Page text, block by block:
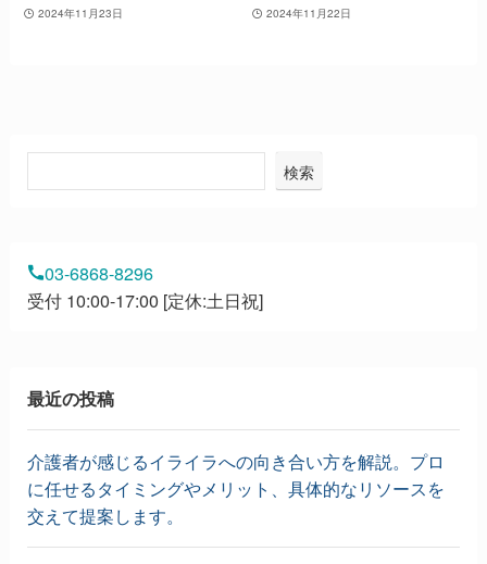
2024年11月23日 2024年11月22日
検索
03-6868-8296
受付 10:00-17:00 [定休:土日祝]
最近の投稿
介護者が感じるイライラへの向き合い方を解説。プロ
に任せるタイミングやメリット、具体的なリソースを
交えて提案します。